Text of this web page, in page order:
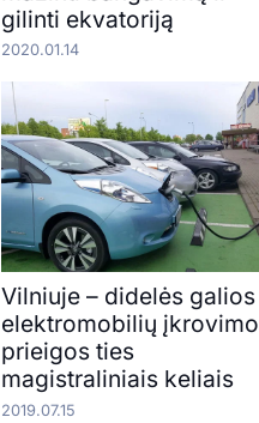
gilinti ekvatoriją
2020.01.14
Vilniuje – didelės galios
elektromobilių įkrovimo
prieigos ties
magistraliniais keliais
2019.07.15